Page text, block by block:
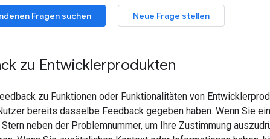
Fragen suchen Neue Frage stellen
zu Entwicklerprodukten
zu Funktionen oder Funktionalitäten von
bereits dasselbe Feedback gegeben haben. Wenn Sie
Stern neben der Problemnummer, um Ihre Zustimmung